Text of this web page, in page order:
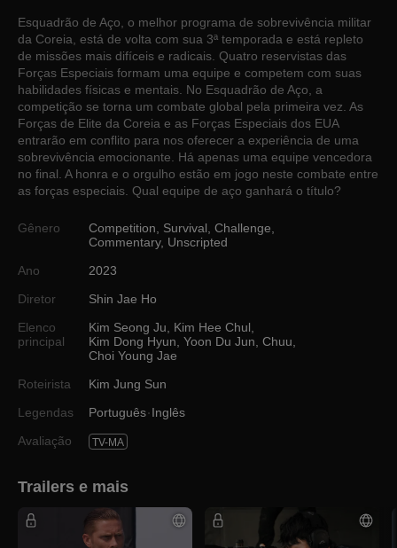
Esquadrão de Aço, o melhor programa de sobrevivência militar
da Coreia, está de volta com sua 3ª temporada e está repleto
de missões mais difíceis e radicais. Quatro reservistas das
Forças Especiais formam uma equipe e competem com suas
habilidades físicas e mentais. No Esquadrão de Aço, a
competição se torna um combate global pela primeira vez. As
Forças de Elite da Coreia e as Forças Especiais dos EUA
entrarão em conflito para nos oferecer a experiência de uma
sobrevivência emocionante. Há apenas uma equipe vencedora
no final. A honra e o orgulho estão em jogo neste combate entre
as forças especiais. Qual equipe de aço ganhará o título?
Gênero Competition Survival Challenge
Commentary, Unscripted
Ano
2023
Diretor
Shin Jae Ho
Elenco
principal
Kim Seong Ju Kim Hee Chul
Kim Dong Hyun Yoon Du Jun Chuu
Choi Young Jae
Roteirista
Kim Jung Sun
Legendas
Português Inglês
Avaliação
TV-MA
Trailers e mais